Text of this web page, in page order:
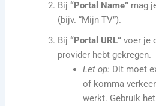
Bij“Portal Name” mag
(bijv. “Mijn TV”).
Bij“Portal URL” voer je
provider hebt gekregen.
Let op: Dit moet
of komma
werkt. Gebruik